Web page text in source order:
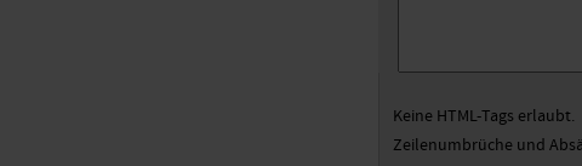
Keine HTML-Tags erlaubt.
Zeilenumbrüche und